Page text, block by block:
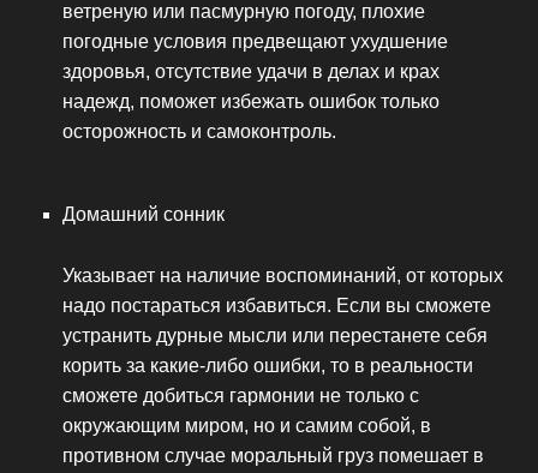
ветреную или пасмурную погоду, плохие
погодные условия предвещают ухудшение
здоровья, отсутствие удачи в делах и крах
надежд, поможет избежать ошибок только
осторожность и самоконтроль.
Домашний сонник
Указывает на наличие воспоминаний, от которых
надо постараться избавиться. Если вы сможете
устранить дурные мысли или перестанете себя
корить за какие-либо ошибки, то в реальности
сможете добиться гармонии не только с
окружающим миром, но и самим собой, в
противном случае моральный груз помешает в